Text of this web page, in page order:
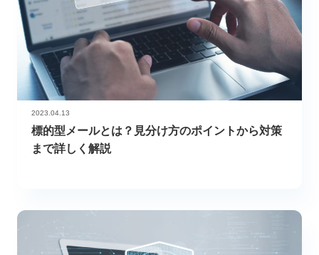
2023.04.13
標的型メールとは？見分け方のポイントから対策
まで詳しく解説